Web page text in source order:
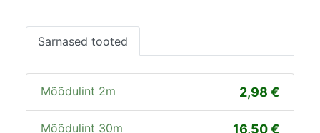
Sarnased tooted
2,98
Mõõdulint 2m
16,50
Mõõdulint 30m